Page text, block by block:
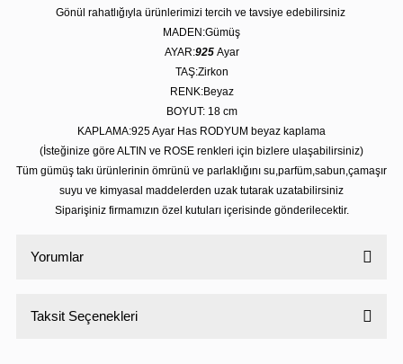
Gönül rahatlığıyla ürünlerimizi tercih ve tavsiye edebilirsiniz
MADEN:Gümüş
AYAR:925 Ayar
TAŞ:Zirkon
RENK:Beyaz
BOYUT: 18 cm
KAPLAMA:925 Ayar Has RODYUM beyaz kaplama
(İsteğinize göre ALTIN ve ROSE renkleri için bizlere ulaşabilirsiniz)
Tüm gümüş takı ürünlerinin ömrünü ve parlaklığını su,parfüm,sabun,çamaşır
suyu ve kimyasal maddelerden uzak tutarak uzatabilirsiniz
Siparişiniz firmamızın özel kutuları içerisinde gönderilecektir.
Yorumlar
Taksit Seçenekleri